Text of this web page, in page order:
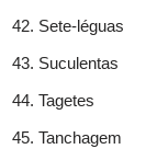
Sete-léguas
Suculentas
Tagetes
Tanchagem